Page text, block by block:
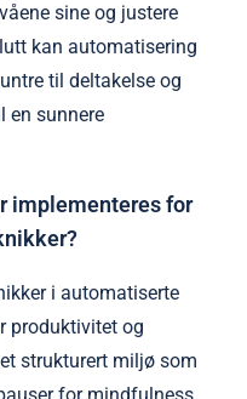
sine og justere
kan automatisering
til deltakelse og
en sunnere
implementeres for
i automatiserte
produktivitet og
strukturert miljø som